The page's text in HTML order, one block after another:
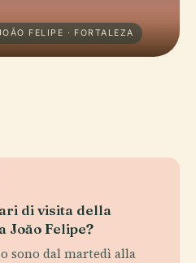
FELIPE · FORTALEZA
di visita della
João Felipe?
sono dal martedì alla